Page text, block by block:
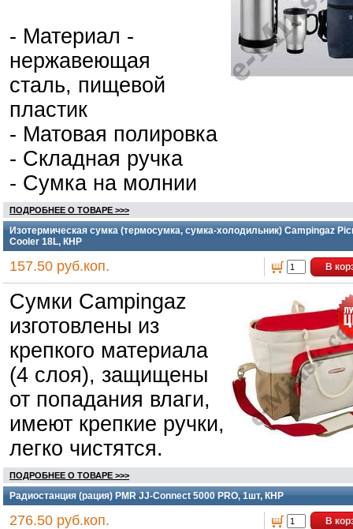
- Материал -
нержавеющая
сталь, пищевой
пластик
- Матовая полировка
- Складная ручка
- Сумка на молнии
ПОДРОБНЕЕ О ТОВАРЕ >>>
Изотермическая сумка (термосумка, сумка-холодильник) Campingaz
Cooler 18L, КНР
157.50 руб.коп. В
Сумки Campingaz
изготовлены из
крепкого материала
(4 слоя), защищены
от попадания влаги,
имеют крепкие ручки,
легко чистятся.
ПОДРОБНЕЕ О ТОВАРЕ >>>
Радиостанция (рация) PMR JJ-Connect 5000 PRO, 1шт, КНР
276.50 руб.коп. В